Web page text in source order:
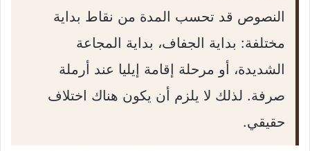
النصوص قد تحسب المدة من نقاط بداية
مختلفة: بداية الجفاف، بداية المجاعة
الشديدة، أو مرحلة إقامة إيليا عند أرملة
صرفة. لذلك لا يلزم أن يكون هناك اختلاف
حقيقي.